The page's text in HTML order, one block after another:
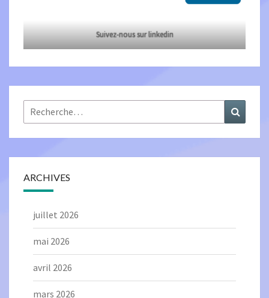
Suivez-nous sur linkedin
Rechercher :
ARCHIVES
juillet 2026
mai 2026
avril 2026
mars 2026